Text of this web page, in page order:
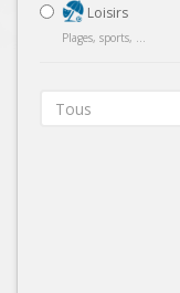
Loisirs
Plages, sports, ...
Tous